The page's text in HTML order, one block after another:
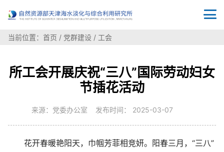
当前位置： 首页 / 党群建设 / 工会
所工会开展庆祝“三八”国际劳动妇女
节插花活动
来源：党委办公室 发布时间： 2025-03-07
花开春暖艳阳天，巾帼芳菲相竞妍。阳春三月，“三八”